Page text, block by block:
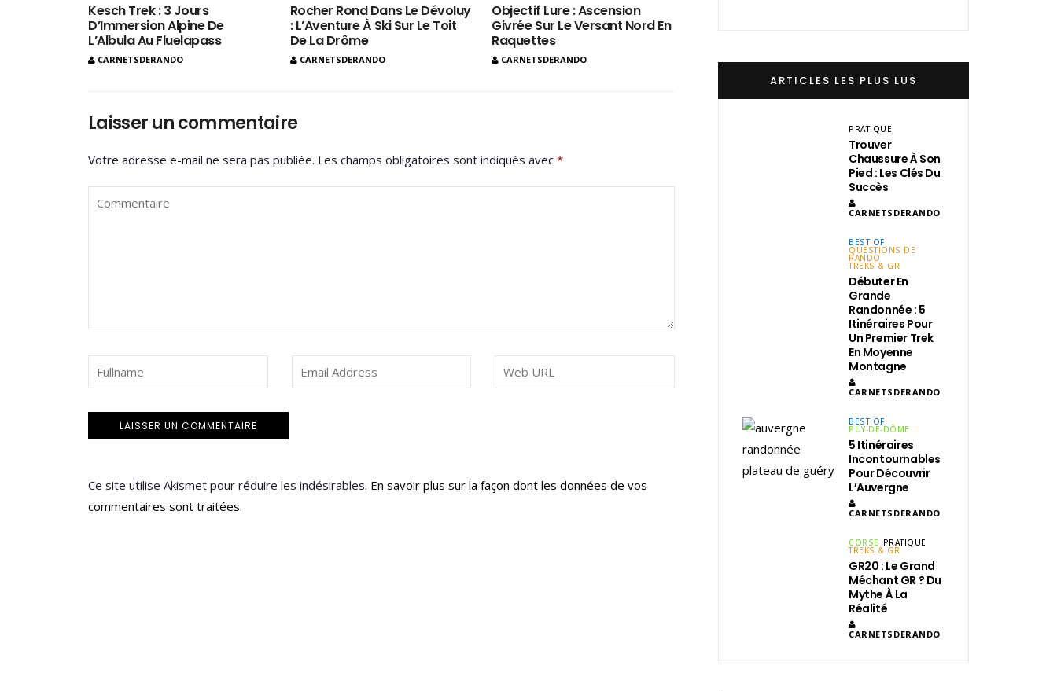
Kesch Trek : 3 Jours
D’Immersion Alpine De
L’Albula Au Fluelapass
CARNETSDERANDO
Rocher Rond Dans Le Dévoluy
: L’Aventure À Ski Sur Le Toit
De La Drôme
CARNETSDERANDO
Objectif Lure : Ascension
Givrée Sur Le Versant Nord En
Raquettes
CARNETSDERANDO
Laisser un commentaire
Votre adresse e-mail ne sera pas publiée. Les champs obligatoires sont indiqués avec *
Ce site utilise Akismet pour réduire les indésirables. En savoir plus sur la façon dont les données de vos
commentaires sont traitées.
ARTICLES LES PLUS LUS
PRATIQUE
Trouver
Chaussure À Son
Pied : Les Clés Du
Succès
CARNETSDERANDO
BEST OF
QUESTIONS DE
RANDO
TREKS & GR
Débuter En
Grande
Randonnée : 5
Itinéraires Pour
Un Premier Trek
En Moyenne
Montagne
CARNETSDERANDO
BEST OF
PUY-DE-DÔME
5 Itinéraires
Incontournables
Pour Découvrir
L’Auvergne
CARNETSDERANDO
CORSE PRATIQUE
TREKS & GR
GR20 : Le Grand
Méchant GR ? Du
Mythe À La
Réalité
CARNETSDERANDO